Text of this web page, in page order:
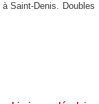
Saint-Denis. Doubles